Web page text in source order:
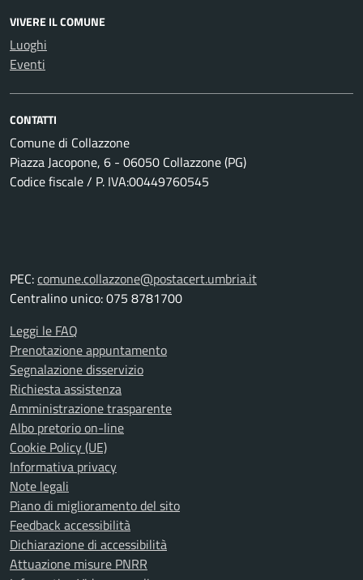
VIVERE IL COMUNE
Luoghi
Eventi
CONTATTI
Comune di Collazzone
Piazza Jacopone, 6 - 06050 Collazzone (PG)
Codice fiscale / P. IVA:00449760545
PEC:comune.collazzone@postacert.umbria.it
Centralino unico: 075 8781700
Leggi le FAQ
Prenotazione appuntamento
Segnalazione disservizio
Richiesta assistenza
Amministrazione trasparente
Albo pretorio on-line
Cookie Policy (UE)
Informativa privacy
Note legali
Piano di miglioramento del sito
Feedback accessibilità
Dichiarazione di accessibilità
Attuazione misure PNRR